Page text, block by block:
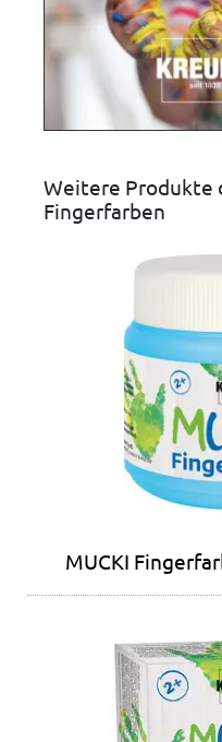
Weitere Produkte
Fingerfarben
MUCKI